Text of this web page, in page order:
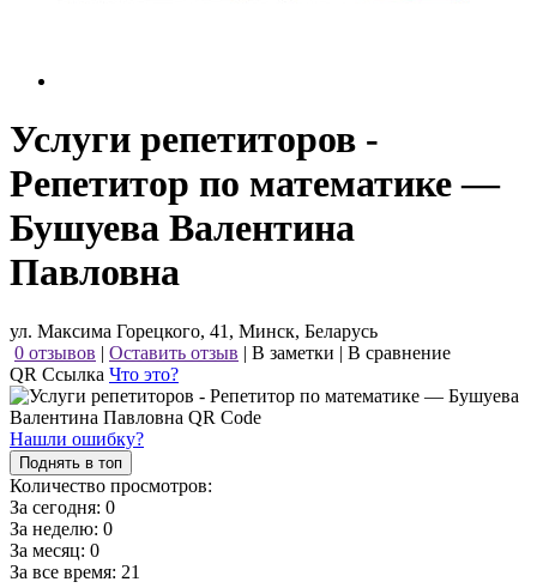
Услуги репетиторов -
Репетитор по математике —
Бушуева Валентина
Павловна
ул. Максима Горецкого, 41, Минск, Беларусь
0 отзывов | Оставить отзыв | В заметки | В сравнение
QR Ссылка Что это?
Нашли ошибку?
Поднять в топ
Количество просмотров:
За сегодня: 0
За неделю: 0
За месяц: 0
За все время: 21